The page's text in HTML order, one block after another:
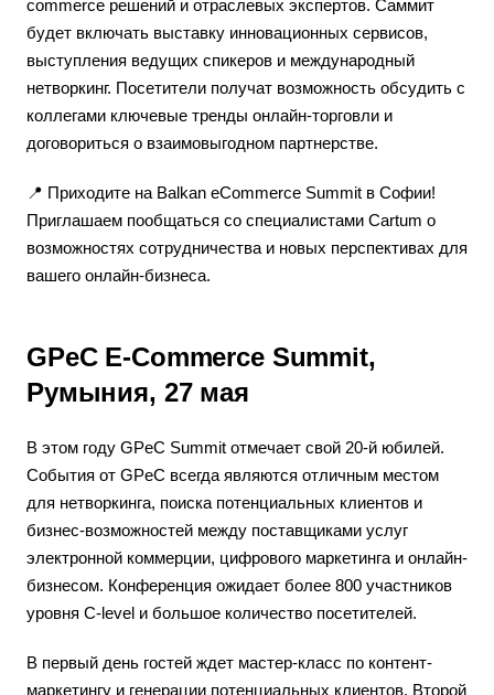
commerce решений и отраслевых экспертов. Саммит
будет включать выставку инновационных сервисов,
выступления ведущих спикеров и международный
нетворкинг. Посетители получат возможность обсудить с
коллегами ключевые тренды онлайн-торговли и
договориться о взаимовыгодном партнерстве.
📍 Приходите на Balkan eCommerce Summit в Софии!
Приглашаем пообщаться со специалистами Cartum о
возможностях сотрудничества и новых перспективах для
вашего онлайн-бизнеса.
GPeC E-Commerce Summit,
Румыния, 27 мая
В этом году GPeC Summit отмечает свой 20-й юбилей.
События от GPeC всегда являются отличным местом
для нетворкинга, поиска потенциальных клиентов и
бизнес-возможностей между поставщиками услуг
электронной коммерции, цифрового маркетинга и онлайн-
бизнесом. Конференция ожидает более 800 участников
уровня C-level и большое количество посетителей.
В первый день гостей ждет мастер-класс по контент-
маркетингу и генерации потенциальных клиентов. Второй